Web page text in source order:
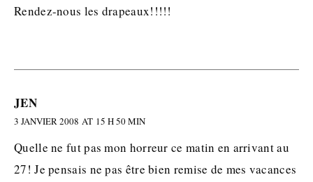
Rendez-nous les drapeaux!!!!!
JEN
3 JANVIER 2008 AT 15 H 50 MIN
Quelle ne fut pas mon horreur ce matin en arrivant au
27! Je pensais ne pas être bien remise de mes vacances